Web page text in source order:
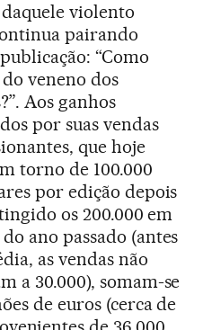
violento
pairando
“Como
veneno dos
Aos ganhos
por suas vendas
que hoje
torno de 100.000
por edição depois
os 200.000 em
ano passado (antes
as vendas não
a 30.000), somam-se
de euros (cerca de